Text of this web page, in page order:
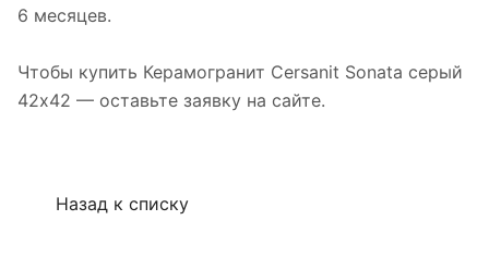
6 месяцев.
Чтобы купить Керамогранит Cersanit Sonata серый
42х42 — оставьте заявку на сайте.
Назад к списку